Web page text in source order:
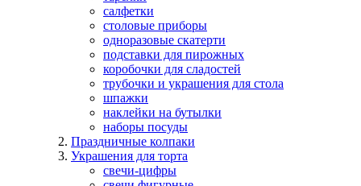
салфетки
столовые приборы
одноразовые скатерти
подставки для пирожных
коробочки для сладостей
трубочки и украшения для стола
шпажки
наклейки на бутылки
наборы посуды
Праздничные колпаки
Украшения для торта
свечи-цифры